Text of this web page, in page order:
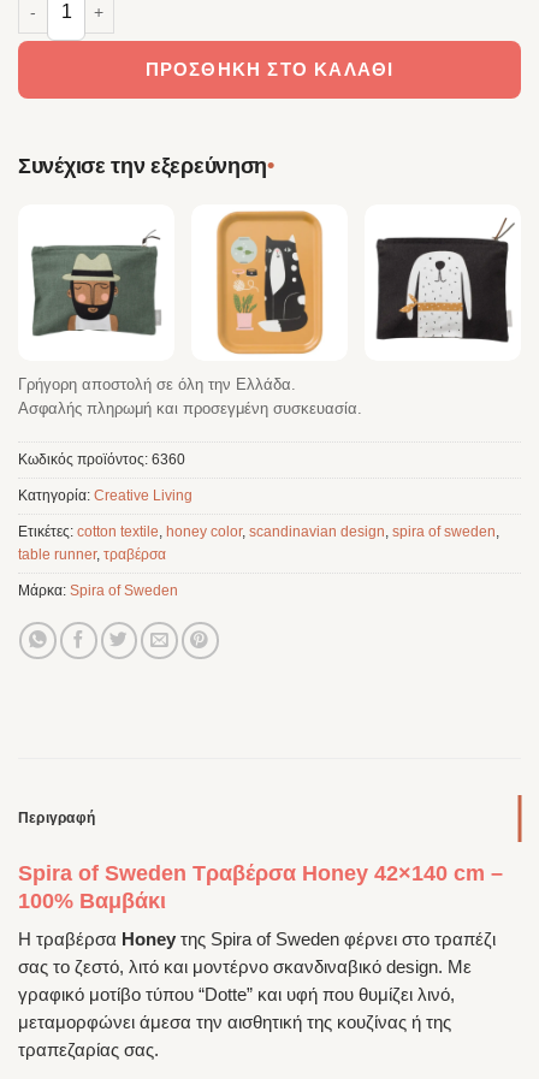
Spira of Sweden Τραβέρσα Honey 42×140 cm – 100% Βαμβάκι
ΠΡΟΣΘΉΚΗ ΣΤΟ ΚΑΛΆΘΙ
Συνέχισε την εξερεύνηση•
Γρήγορη αποστολή σε όλη την Ελλάδα.
Ασφαλής πληρωμή και προσεγμένη συσκευασία.
Κωδικός προϊόντος: 6360
Κατηγορία: Creative Living
Ετικέτες: cotton textile honey color, scandinavian design spira of sweden
table runner, τραβέρσα
Μάρκα: Spira of Sweden
Περιγραφή
Spira of Sweden Τραβέρσα Honey 42×140 cm –
100% Βαμβάκι
Η τραβέρσα Honey της Spira of Sweden φέρνει στο τραπέζι
σας το ζεστό, λιτό και μοντέρνο σκανδιναβικό design. Με
γραφικό μοτίβο τύπου “Dotte” και υφή που θυμίζει λινό,
μεταμορφώνει άμεσα την αισθητική της κουζίνας ή της
τραπεζαρίας σας.